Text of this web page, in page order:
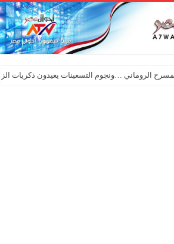
الروماني …ونجوم التسعينات يعيدون ذكريات